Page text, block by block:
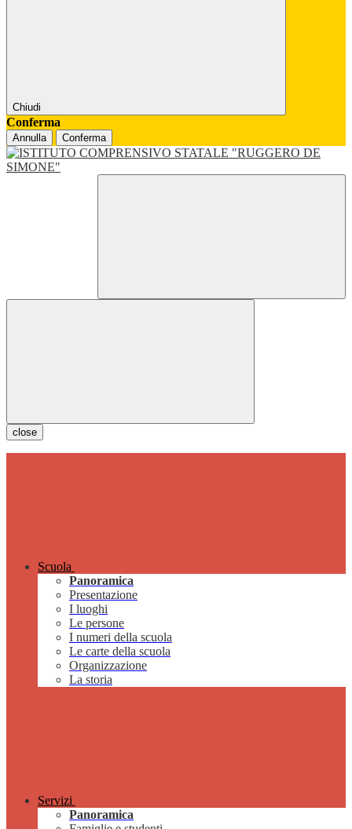
Chiudi
Conferma
Annulla Conferma
close
Scuola
Panoramica
Presentazione
I luoghi
Le persone
I numeri della scuola
Le carte della scuola
Organizzazione
La storia
Servizi
Panoramica